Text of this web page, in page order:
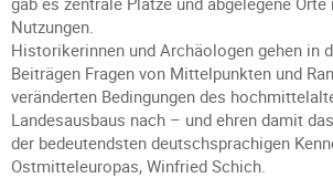
Nutzungen.
Historikerinnen und Archäologen gehen in
Beiträgen Fragen von Mittelpunkten und
veränderten Bedingungen des
Landesausbaus nach – und ehren damit
der bedeutendsten deutschsprachigen
Ostmitteleuropas, Winfried Schich.